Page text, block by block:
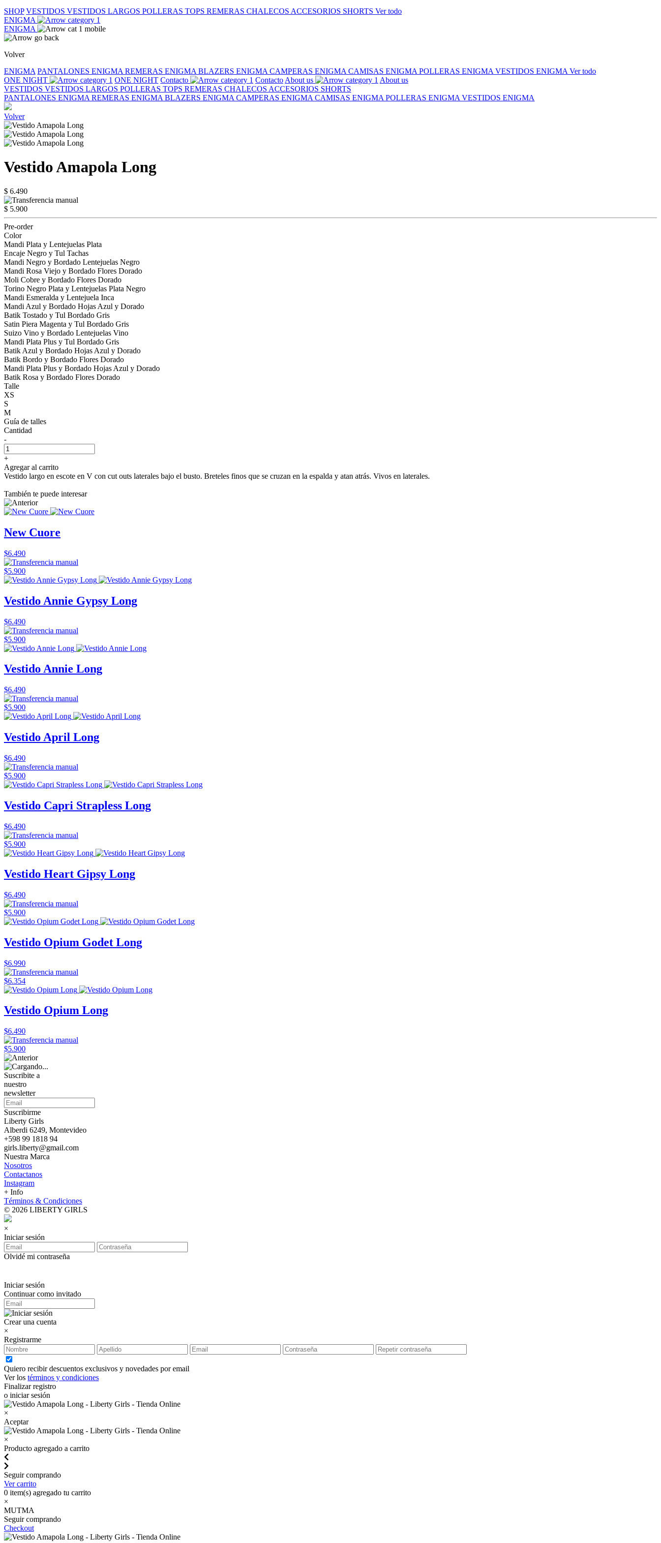
SHOP VESTIDOS VESTIDOS LARGOS POLLERAS TOPS REMERAS CHALECOS ACCESORIOS SHORTS Ver todo
ENIGMA
ENIGMA
Volver
ENIGMA PANTALONES ENIGMA REMERAS ENIGMA BLAZERS ENIGMA CAMPERAS ENIGMA CAMISAS ENIGMA POLLERAS ENIGMA VESTIDOS ENIGMA Ver todo
ONE NIGHT
ONE NIGHT Contacto Contacto About us
About us
VESTIDOS VESTIDOS LARGOS POLLERAS TOPS REMERAS CHALECOS ACCESORIOS SHORTS
PANTALONES ENIGMA REMERAS ENIGMA BLAZERS ENIGMA CAMPERAS ENIGMA CAMISAS ENIGMA POLLERAS ENIGMA VESTIDOS ENIGMA
Volver
Vestido Amapola Long
$ 6.490
$ 5.900
Pre-order
Color
Mandi Plata y Lentejuelas Plata
Encaje Negro y Tul Tachas
Mandi Negro y Bordado Lentejuelas Negro
Mandi Rosa Viejo y Bordado Flores Dorado
Moli Cobre y Bordado Flores Dorado
Torino Negro Plata y Lentejuelas Plata Negro
Mandi Esmeralda y Lentejuela Inca
Mandi Azul y Bordado Hojas Azul y Dorado
Batik Tostado y Tul Bordado Gris
Satin Piera Magenta y Tul Bordado Gris
Suizo Vino y Bordado Lentejuelas Vino
Mandi Plata Plus y Tul Bordado Gris
Batik Azul y Bordado Hojas Azul y Dorado
Batik Bordo y Bordado Flores Dorado
Mandi Plata Plus y Bordado Hojas Azul y Dorado
Batik Rosa y Bordado Flores Dorado
Talle
XS
S
M
Guía de talles
Cantidad
-
+
Agregar al carrito
Vestido largo en escote en V con cut outs laterales bajo el busto. Breteles finos que se cruzan en la espalda y atan atrás. Vivos en laterales.
También te puede interesar
New Cuore
$6.490
$5.900
Vestido Annie Gypsy Long
$6.490
$5.900
Vestido Annie Long
$6.490
$5.900
Vestido April Long
$6.490
$5.900
Vestido Capri Strapless Long
$6.490
$5.900
Vestido Heart Gipsy Long
$6.490
$5.900
Vestido Opium Godet Long
$6.990
$6.354
Vestido Opium Long
$6.490
$5.900
Suscribite a
nuestro
newsletter
Suscribirme
Liberty Girls
Alberdi 6249, Montevideo
+598 99 1818 94
girls.liberty@gmail.com
Nuestra Marca
Nosotros
Contactanos
Instagram
+ Info
Términos & Condiciones
© 2026 LIBERTY GIRLS
×
Iniciar sesión
Olvidé mi contraseña
Iniciar sesión
Continuar como invitado
Crear una cuenta
×
Registrarme
Quiero recibir descuentos exclusivos y novedades por email
Ver los términos y condiciones
Finalizar registro
o iniciar sesión
×
Aceptar
×
Producto agregado a carrito
Seguir comprando
Ver carrito
0 item(s) agregado tu carrito
×
MUTMA
Seguir comprando
Checkout